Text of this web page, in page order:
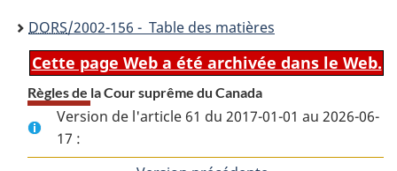
DORS/2002-156 - Table des matières
Cette page Web a été archivée dans le Web.
Règles de la Cour suprême du Canada
Version de l'article 61 du 2017-01-01 au 2026-06-
17 :